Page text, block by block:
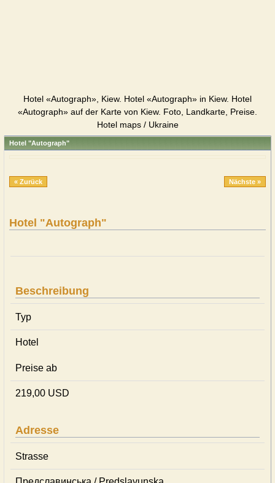
Hotel «Autograph», Kiew. Hotel «Autograph» in Kiew. Hotel
«Autograph» auf der Karte von Kiew. Foto, Landkarte, Preise.
Hotel maps / Ukraine
Hotel "Autograph"
« Zurück Nächste »
Hotel "Autograph"
Beschreibung
Typ
Hotel
Preise ab
219,00 USD
Adresse
Strasse